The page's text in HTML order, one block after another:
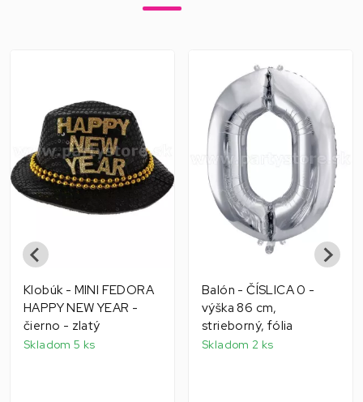
Klobúk - MINI FEDORA
HAPPY NEW YEAR -
čierno - zlatý
Skladom 5 ks
Balón - ČÍSLICA 0 -
výška 86 cm,
strieborný, fólia
Skladom 2 ks